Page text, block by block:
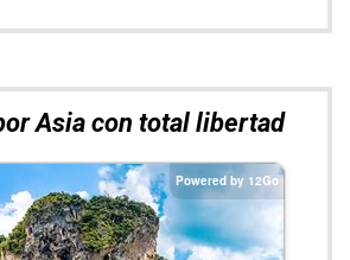
Asia con total libertad